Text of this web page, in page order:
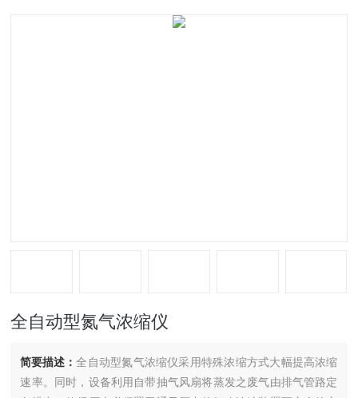
全自动型氮气浓缩仪
简要描述：全自动型氮气浓缩仪采用特殊浓缩方式大幅提高浓缩
速率。同时，设备利用自带抽气风扇将蒸发之废气由排气管路定